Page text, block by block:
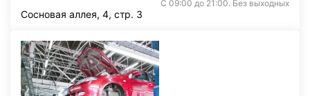
С 09:00 до 21:00. Без выходных
Сосновая аллея, 4, стр. 3